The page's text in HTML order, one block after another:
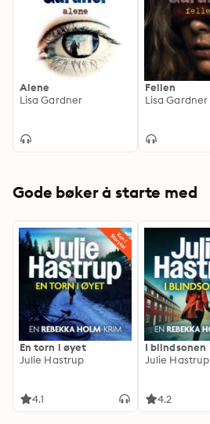
Alene
Lisa Gardner
Fellen
Lisa Gardner
Gode bøker å starte med
En torn i øyet
Julie Hastrup
4.1
I blindsonen
Julie Hastrup
4.2